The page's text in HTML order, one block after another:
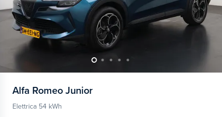
Alfa Romeo Junior
Elettrica 54 kWh